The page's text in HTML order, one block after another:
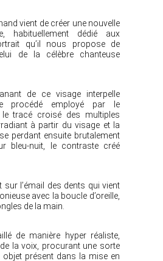
vient de créer une nouvelle
habituellement dédié aux
qu’il nous propose de
de la célèbre chanteuse
de ce visage interpelle
procédé employé par le
tracé croisé des multiples
à partir du visage et la
perdant ensuite brutalement
bleu-nuit, le contraste créé
l’émail des dents qui vient
avec la boucle d’oreille,
de la main.
de manière hyper réaliste,
la voix, procurant une sorte
objet présent dans la mise en